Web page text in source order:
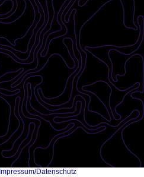
Impressum/Datenschutz